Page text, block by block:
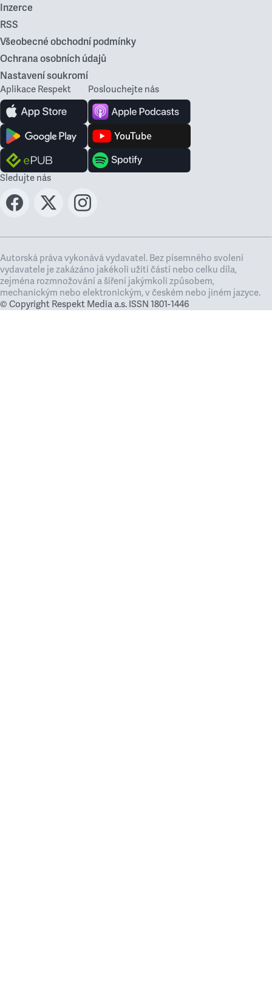
Inzerce
RSS
Všeobecné obchodní podmínky
Ochrana osobních údajů
Nastavení soukromí
Aplikace Respekt Poslouchejte nás
Sledujte nás
Autorská práva vykonává vydavatel. Bez písemného svolení
vydavatele je zakázáno jakékoli užití částí nebo celku díla,
zejména rozmnožování a šíření jakýmkoli způsobem,
mechanickým nebo elektronickým, v českém nebo jiném jazyce.
© Copyright Respekt Media a.s. ISSN 1801-1446